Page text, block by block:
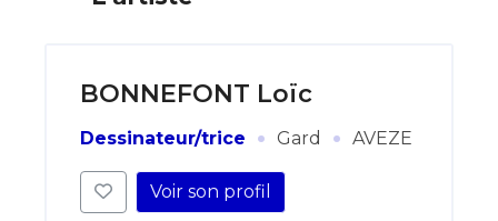
BONNEFONT Loïc
Dessinateur/trice · Gard · AVEZE
Voir son profil